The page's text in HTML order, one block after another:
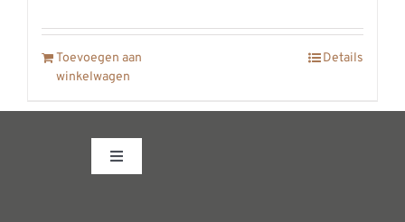
Toevoegen aan
winkelwagen
Details
Toggle